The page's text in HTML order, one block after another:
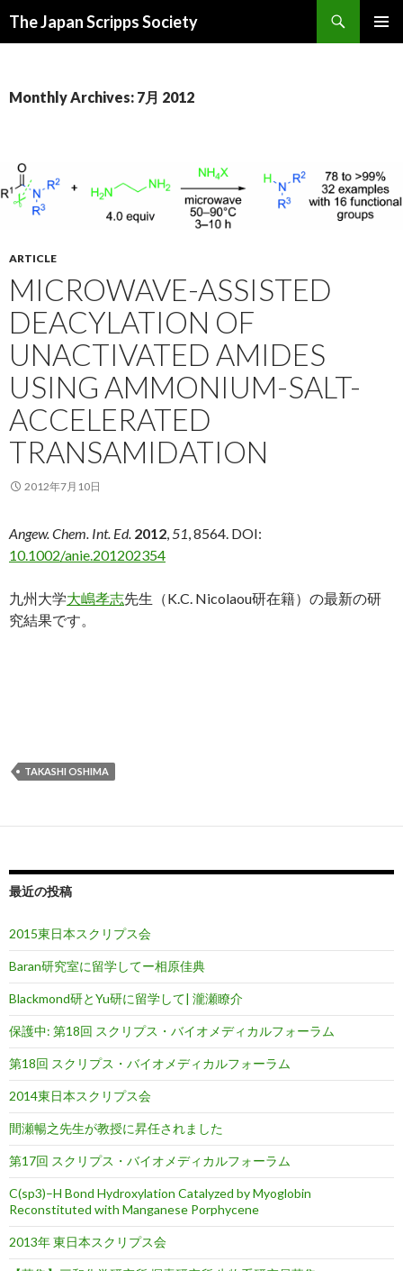
The Japan Scripps Society
Monthly Archives: 7月 2012
ARTICLE
MICROWAVE-ASSISTED
DEACYLATION OF
UNACTIVATED AMIDES
USING AMMONIUM-SALT-
ACCELERATED
TRANSAMIDATION
2012年7月10日
Angew. Chem. Int. Ed. 2012 51 , 8564. DOI:
10.1002/anie.201202354
九州大学大嶋孝志先生（K.C. Nicolaou研在籍）の最新の研
究結果です。
TAKASHI OSHIMA
最近の投稿
2015東日本スクリプス会
Baran研究室に留学してー相原佳典
Blackmond研とYu研に留学して| 瀧瀬瞭介
保護中: 第18回 スクリプス・バイオメディカルフォーラム
第18回 スクリプス・バイオメディカルフォーラム
2014東日本スクリプス会
間瀬暢之先生が教授に昇任されました
第17回 スクリプス・バイオメディカルフォーラム
C(sp3)–H Bond Hydroxylation Catalyzed by Myoglobin
Reconstituted with Manganese Porphycene
2013年 東日本スクリプス会